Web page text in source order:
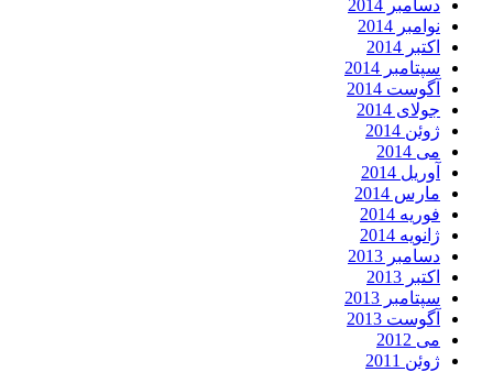
دسامبر 2014
نوامبر 2014
اکتبر 2014
سپتامبر 2014
آگوست 2014
جولای 2014
ژوئن 2014
می 2014
آوریل 2014
مارس 2014
فوریه 2014
ژانویه 2014
دسامبر 2013
اکتبر 2013
سپتامبر 2013
آگوست 2013
می 2012
ژوئن 2011